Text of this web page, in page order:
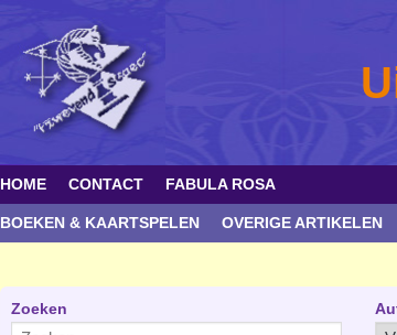
HOME CONTACT FABULA ROSA
BOEKEN & KAARTSPELEN OVERIGE ARTIKELEN
Zoeken